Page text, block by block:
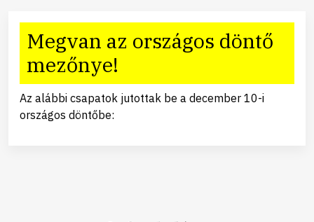
Megvan az országos döntő
mezőnye!
Az alábbi csapatok jutottak be a december 10-i
országos döntőbe: